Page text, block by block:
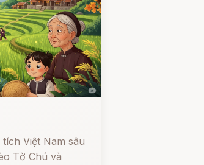
Việt Nam sâu
Tờ Chú và